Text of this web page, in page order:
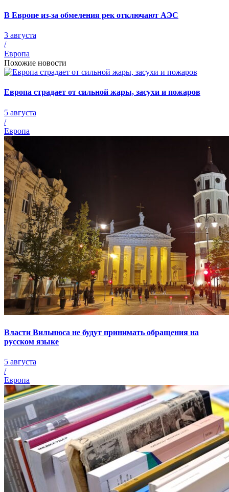
В Европе из-за обмеления рек отключают АЭС
3 августа
/
Европа
Похожие новости
Европа страдает от сильной жары, засухи и пожаров
5 августа
/
Европа
Власти Вильнюса не будут принимать обращения на
русском языке
5 августа
/
Европа